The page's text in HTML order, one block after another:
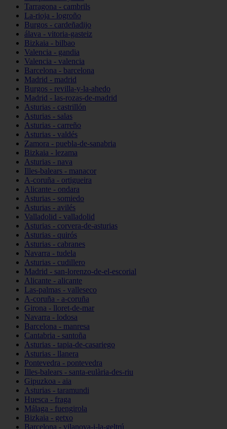
Tarragona - cambrils
La-rioja - logroño
Burgos - cardeñadijo
álava - vitoria-gasteiz
Bizkaia - bilbao
Valencia - gandia
Valencia - valencia
Barcelona - barcelona
Madrid - madrid
Burgos - revilla-y-la-ahedo
Madrid - las-rozas-de-madrid
Asturias - castrillón
Asturias - salas
Asturias - carreño
Asturias - valdés
Zamora - puebla-de-sanabria
Bizkaia - lezama
Asturias - nava
Illes-balears - manacor
A-coruña - ortigueira
Alicante - ondara
Asturias - somiedo
Asturias - avilés
Valladolid - valladolid
Asturias - corvera-de-asturias
Asturias - quirós
Asturias - cabranes
Navarra - tudela
Asturias - cudillero
Madrid - san-lorenzo-de-el-escorial
Alicante - alicante
Las-palmas - valleseco
A-coruña - a-coruña
Girona - lloret-de-mar
Navarra - lodosa
Barcelona - manresa
Cantabria - santoña
Asturias - tapia-de-casariego
Asturias - llanera
Pontevedra - pontevedra
Illes-balears - santa-eulària-des-riu
Gipuzkoa - aia
Asturias - taramundi
Huesca - fraga
Málaga - fuengirola
Bizkaia - getxo
Barcelona - vilanova-i-la-geltrú